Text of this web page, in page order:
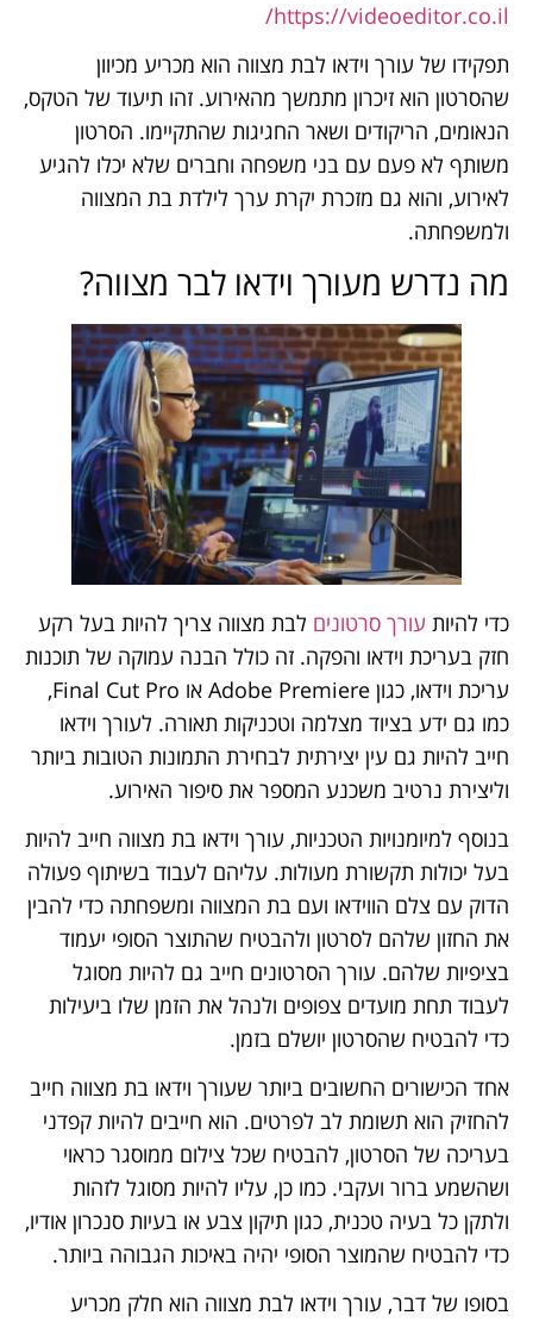
https://videoeditor.co.il/
תפקידו של עורך וידאו לבת מצווה הוא מכריע מכיוון
שהסרטון הוא זיכרון מתמשך מהאירוע. זהו תיעוד של הטקס,
הנאומים, הריקודים ושאר החגיגות שהתקיימו. הסרטון
משותף לא פעם עם בני משפחה וחברים שלא יכלו להגיע
לאירוע, והוא גם מזכרת יקרת ערך לילדת בת המצווה
ולמשפחתה.
מה נדרש מעורך וידאו לבר מצווה?
כדי להיות עורך סרטונים לבת מצווה צריך להיות בעל רקע
חזק בעריכת וידאו והפקה. זה כולל הבנה עמוקה של תוכנות
עריכת וידאו, כגון Adobe Premiere או Final Cut Pro,
כמו גם ידע בציוד מצלמה וטכניקות תאורה. לעורך וידאו
חייב להיות גם עין יצירתית לבחירת התמונות הטובות ביותר
וליצירת נרטיב משכנע המספר את סיפור האירוע.
בנוסף למיומנויות הטכניות, עורך וידאו בת מצווה חייב להיות
בעל יכולות תקשורת מעולות. עליהם לעבוד בשיתוף פעולה
הדוק עם צלם הווידאו ועם בת המצווה ומשפחתה כדי להבין
את החזון שלהם לסרטון ולהבטיח שהתוצר הסופי יעמוד
בציפיות שלהם. עורך הסרטונים חייב גם להיות מסוגל
לעבוד תחת מועדים צפופים ולנהל את הזמן שלו ביעילות
כדי להבטיח שהסרטון יושלם בזמן.
אחד הכישורים החשובים ביותר שעורך וידאו בת מצווה חייב
להחזיק הוא תשומת לב לפרטים. הוא חייבים להיות קפדני
בעריכה של הסרטון, להבטיח שכל צילום ממוסגר כראוי
ושהשמע ברור ועקבי. כמו כן, עליו להיות מסוגל לזהות
ולתקן כל בעיה טכנית, כגון תיקון צבע או בעיות סנכרון אודיו,
כדי להבטיח שהמוצר הסופי יהיה באיכות הגבוהה ביותר.
בסופו של דבר, עורך וידאו לבת מצווה הוא חלק מכריע